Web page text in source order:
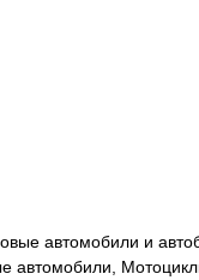
автомобили и
автомобили,